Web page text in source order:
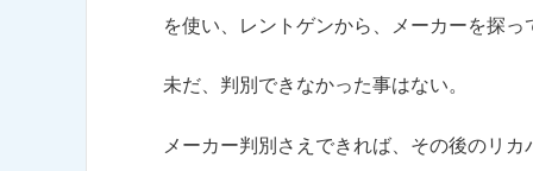
を使い、レントゲンから、メーカーを探っ
未だ、判別できなかった事はない。
メーカー判別さえできれば、その後のリ